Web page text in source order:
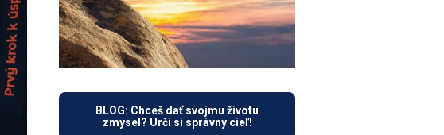
BLOG: Chceš dať svojmu životu
zmysel? Urči si správny cieľ!